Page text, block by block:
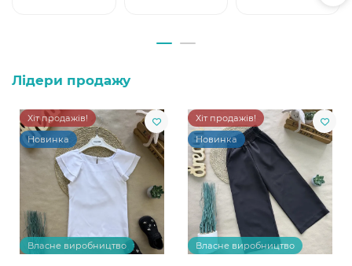
Лідери продажу
Хіт продажів!
Новинка
Власне виробництво
Хіт продажів!
Новинка
Власне виробництво